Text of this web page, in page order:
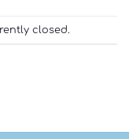
closed.